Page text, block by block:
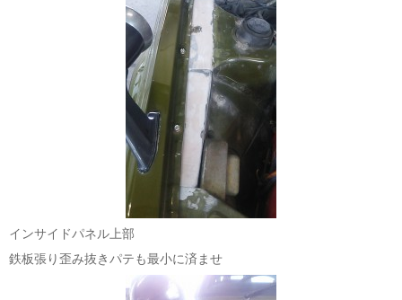
インサイドパネル上部
鉄板張り歪み抜きパテも最小に済ませ